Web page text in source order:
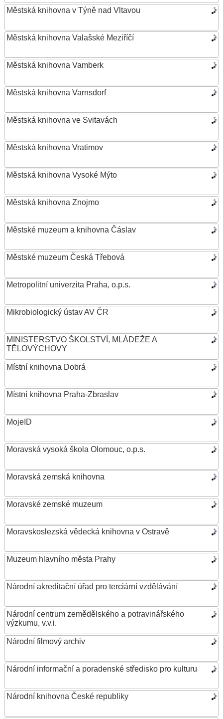
Městská knihovna v Týně nad Vltavou
Městská knihovna Valašské Meziříčí
Městská knihovna Vamberk
Městská knihovna Varnsdorf
Městská knihovna ve Svitavách
Městská knihovna Vratimov
Městská knihovna Vysoké Mýto
Městská knihovna Znojmo
Městské muzeum a knihovna Čáslav
Městské muzeum Česká Třebová
Metropolitní univerzita Praha, o.p.s.
Mikrobiologický ústav AV ČR
MINISTERSTVO ŠKOLSTVÍ, MLÁDEŽE A
TĚLOVÝCHOVY
Místní knihovna Dobrá
Místní knihovna Praha-Zbraslav
MojeID
Moravská vysoká škola Olomouc, o.p.s.
Moravská zemská knihovna
Moravské zemské muzeum
Moravskoslezská vědecká knihovna v Ostravě
Muzeum hlavního města Prahy
Národní akreditační úřad pro terciární vzdělávání
Národní centrum zemědělského a potravinářského
výzkumu, v.v.i.
Národní filmový archiv
Národní informační a poradenské středisko pro kulturu
Národní knihovna České republiky